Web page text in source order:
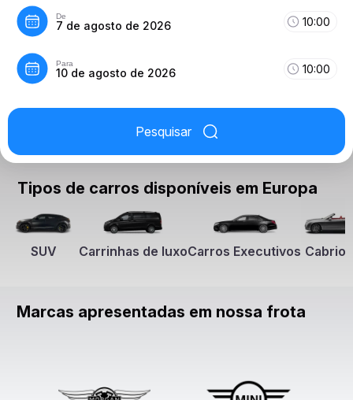
De
7 de agosto de 2026 10:00
Para
10 de agosto de 2026 10:00
Pesquisar
Tipos de carros disponíveis em Europa
SUV Carrinhas de luxoCarros Executivos
Marcas apresentadas em nossa frota